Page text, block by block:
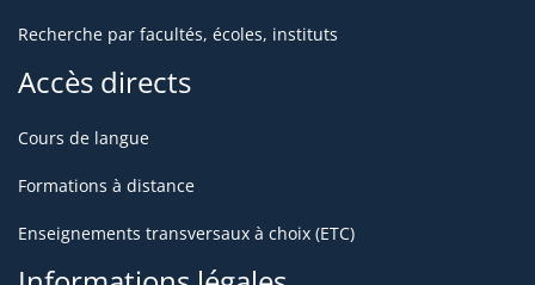
Recherche par facultés, écoles, instituts
Accès directs
Cours de langue
Formations à distance
Enseignements transversaux à choix (ETC)